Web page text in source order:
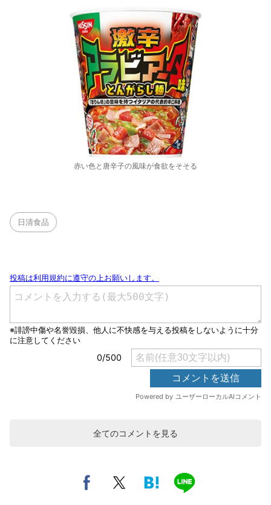
赤い色と唐辛子の風味が食欲をそそる
日清食品
全てのコメントを見る